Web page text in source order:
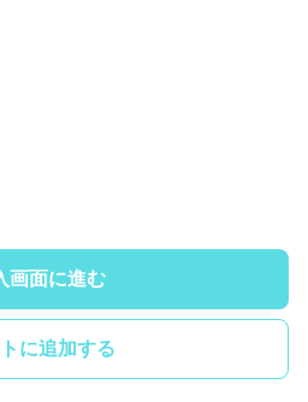
画面に進む
に追加する